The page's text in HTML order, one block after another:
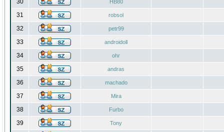
30 HB80
31 robsol
32 petr99
33 androidoll
34 ohr
35 andras
36 machado
37 Mira
38 Furbo
39 Tony